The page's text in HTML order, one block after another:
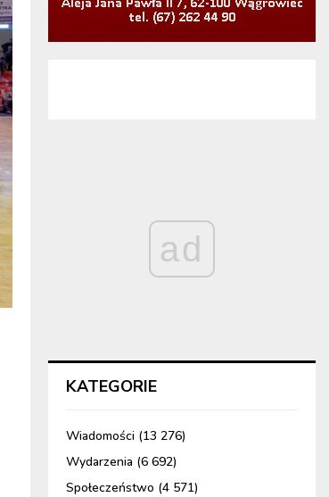
ad
KATEGORIE
Wiadomości (13 276)
Wydarzenia (6 692)
Społeczeństwo (4 571)